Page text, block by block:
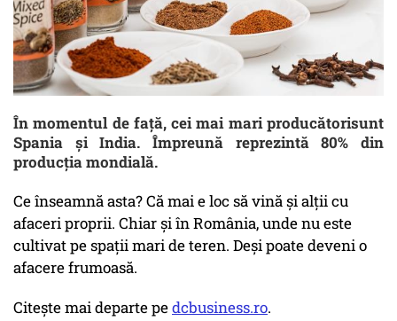
În momentul de față, cei mai mari producătorisunt
Spania și India. Împreună reprezintă 80% din
producția mondială.
Ce înseamnă asta? Că mai e loc să vină și alții cu
afaceri proprii. Chiar și în România, unde nu este
cultivat pe spații mari de teren. Deși poate deveni o
afacere frumoasă.
Citește mai departe pedcbusiness.ro.